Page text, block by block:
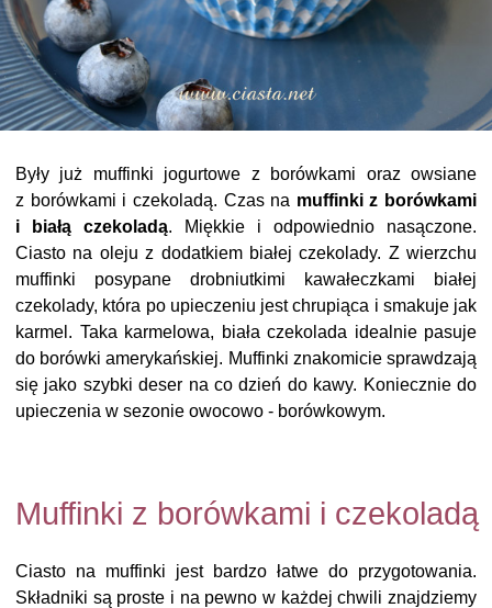
Były już muffinki jogurtowe z borówkami oraz owsiane
z borówkami i czekoladą. Czas na muffinki z borówkami
i białą czekoladą. Miękkie i odpowiednio nasączone.
Ciasto na oleju z dodatkiem białej czekolady. Z wierzchu
muffinki posypane drobniutkimi kawałeczkami białej
czekolady, która po upieczeniu jest chrupiąca i smakuje jak
karmel. Taka karmelowa, biała czekolada idealnie pasuje
do borówki amerykańskiej. Muffinki znakomicie sprawdzają
się jako szybki deser na co dzień do kawy. Koniecznie do
upieczenia w sezonie owocowo - borówkowym.
Muffinki z borówkami i czekoladą
Ciasto na muffinki jest bardzo łatwe do przygotowania.
Składniki są proste i na pewno w każdej chwili znajdziemy